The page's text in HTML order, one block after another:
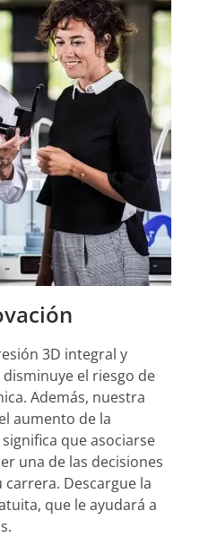
3D integral y
el riesgo de
Además, nuestra
aumento de la
que asociarse
una de las decisiones
Descargue la
que le ayudará a